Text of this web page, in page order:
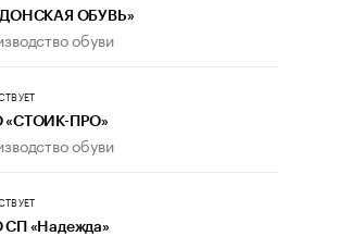
ОБУВЬ»
обуви
ПРО»
обуви
«Надежда»